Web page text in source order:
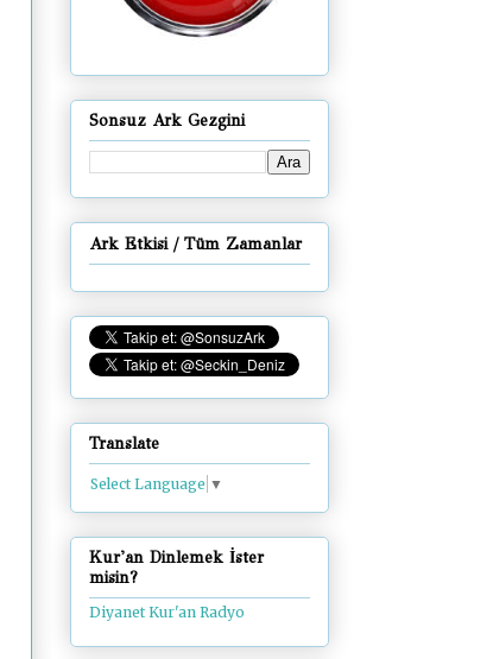
Sonsuz Ark Gezgini
Ark Etkisi / Tüm Zamanlar
Translate
Select Language ▼
Kur'an Dinlemek İster
misin?
Diyanet Kur'an Radyo